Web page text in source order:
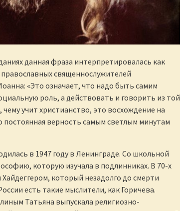
данная фраза интерпретировалась как
священнослужителей
«Это означает, что надо быть самим
роль, а действовать и говорить из той
чему учит христианство, это восхождение на
постоянная верность самым светлым минутам
в 1947 году в Ленинграде. Со школьной
которую изучала в подлинниках. В 70-х
который незадолго до смерти
есть такие мыслители, как Горичева.
Татьяна выпускала религиозно-